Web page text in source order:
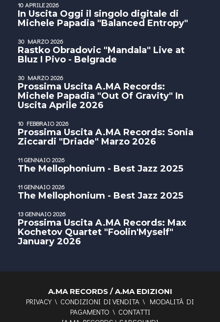
10 APRILE 2026
In Uscita Oggi il singolo digitale di
Michele Papadia "Balanced Entropy"
30 MARZO 2026
Rastko Obradovic "Mandala" Live at
Bluz I Pivo - Belgrade
30 MARZO 2026
Prossima Uscita A.MA Records:
Michele Papadia "Out Of Gravity" In
Uscita Aprile 2026
10 FEBBRAIO 2026
Prossima Uscita A.MA Records: Sonia
Ziccardi "Driade" Marzo 2026
11 GENNAIO 2026
The Mellophonium - Best Jazz 2025
11 GENNAIO 2026
The Mellophonium - Best Jazz 2025
13 GENNAIO 2026
Prossima Uscita A.MA Records: Max
Kochetov Quartet "Foolin'Myself"
January 2026
A.MA RECORDS / A.MA EDIZIONI
PRIVACY \ CONDIZIONI DI VENDITA \ MODALITÀ DI
PAGAMENTO \ CONTATTI